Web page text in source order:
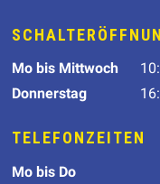
Wochentag
Mo bis Mittwoch
Donnerstag
TELEFONZEITEN
Wochentag
Mo bis Do